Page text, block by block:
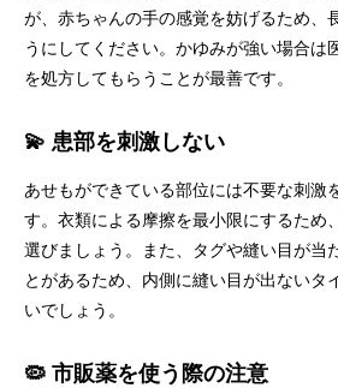
が、赤ちゃんの手の感覚を妨げるため、
うにしてください。かゆみが強い場合は
を処方してもらうことが最善です。
💫 患部を刺激しない
あせもができている部位には不要な刺激
す。衣類による摩擦を最小限にするため
選びましょう。また、タグや縫い目が当
とがあるため、内側に縫い目が出ないタ
いでしょう。
🦠 市販薬を使う際の注意